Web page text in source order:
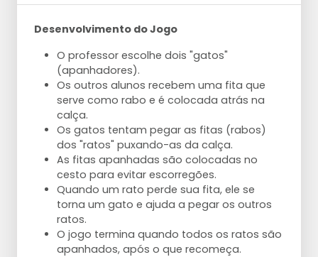
Desenvolvimento do Jogo
O professor escolhe dois "gatos"
(apanhadores).
Os outros alunos recebem uma fita que
serve como rabo e é colocada atrás na
calça.
Os gatos tentam pegar as fitas (rabos)
dos "ratos" puxando-as da calça.
As fitas apanhadas são colocadas no
cesto para evitar escorregões.
Quando um rato perde sua fita, ele se
torna um gato e ajuda a pegar os outros
ratos.
O jogo termina quando todos os ratos são
apanhados, após o que recomeça.